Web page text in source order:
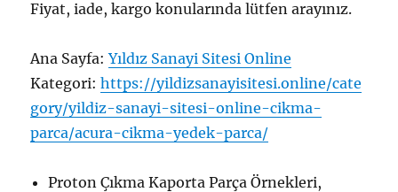
Fiyat, iade, kargo konularında lütfen arayınız.
Ana Sayfa:Yıldız Sanayi Sitesi Online
Kategori:https://yildizsanayisitesi.online/cate
gory/yildiz-sanayi-sitesi-online-cikma-
parca/acura-cikma-yedek-parca/
Proton Çıkma Kaporta Parça Örnekleri,